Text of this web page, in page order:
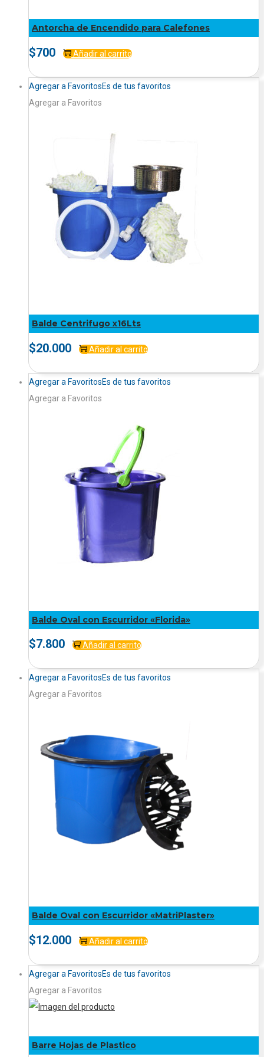
Antorcha de Encendido para Calefones
$700 Añadir al carrito
Agregar a FavoritosEs de tus favoritos
Agregar a Favoritos
Balde Centrifugo x16Lts
$20.000 Añadir al carrito
Agregar a FavoritosEs de tus favoritos
Agregar a Favoritos
Balde Oval con Escurridor «Florida»
$7.800 Añadir al carrito
Agregar a FavoritosEs de tus favoritos
Agregar a Favoritos
Balde Oval con Escurridor «MatriPlaster»
$12.000 Añadir al carrito
Agregar a FavoritosEs de tus favoritos
Agregar a Favoritos
Barre Hojas de Plastico